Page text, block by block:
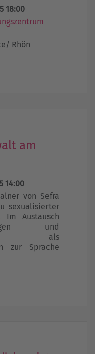
18:00
Rhön
am
14:00
von Sefra
sexualisierter
Im Austausch
und
als
zur Sprache